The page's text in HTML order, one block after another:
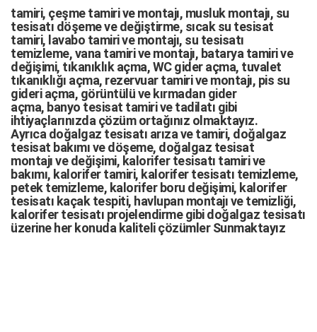
tamiri, çeşme tamirivemontajı, musluk montajı, su
tesisatı döşemeve değiştirme, sıcak su tesisat
tamiri, lavabo tamirivemontajı, su tesisatı
temizleme,vana tamirivemontajı, batarya tamirive
değişimi, tıkanıklık açma,WC gider açma, tuvalet
tıkanıklığı açma, rezervuar tamirive montajı, pis su
gideri açma, görüntülü ve kırmadan gider
açma, banyo tesisat tamirivetadilatı gibi
ihtiyaçlarınızda çözüm ortağınız olmaktayız.
Ayrıca doğalgaz tesisatı arızave tamiri, doğalgaz
tesisat bakımıve döşeme, doğalgaz tesisat
montajıve değişimi, kalorifer tesisatı tamiri ve
bakımı, kalorifer tamiri, kalorifer tesisatı temizleme,
petek temizleme, kalorifer boru değişimi, kalorifer
tesisatı kaçak tespiti, havlupan montajı ve temizliği,
kalorifer tesisatı projelendirme gibi d oğalgaz tesisatı
üzerine her konuda kaliteli çözümler Sunmaktayız